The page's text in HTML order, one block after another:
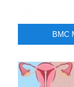
ВМС